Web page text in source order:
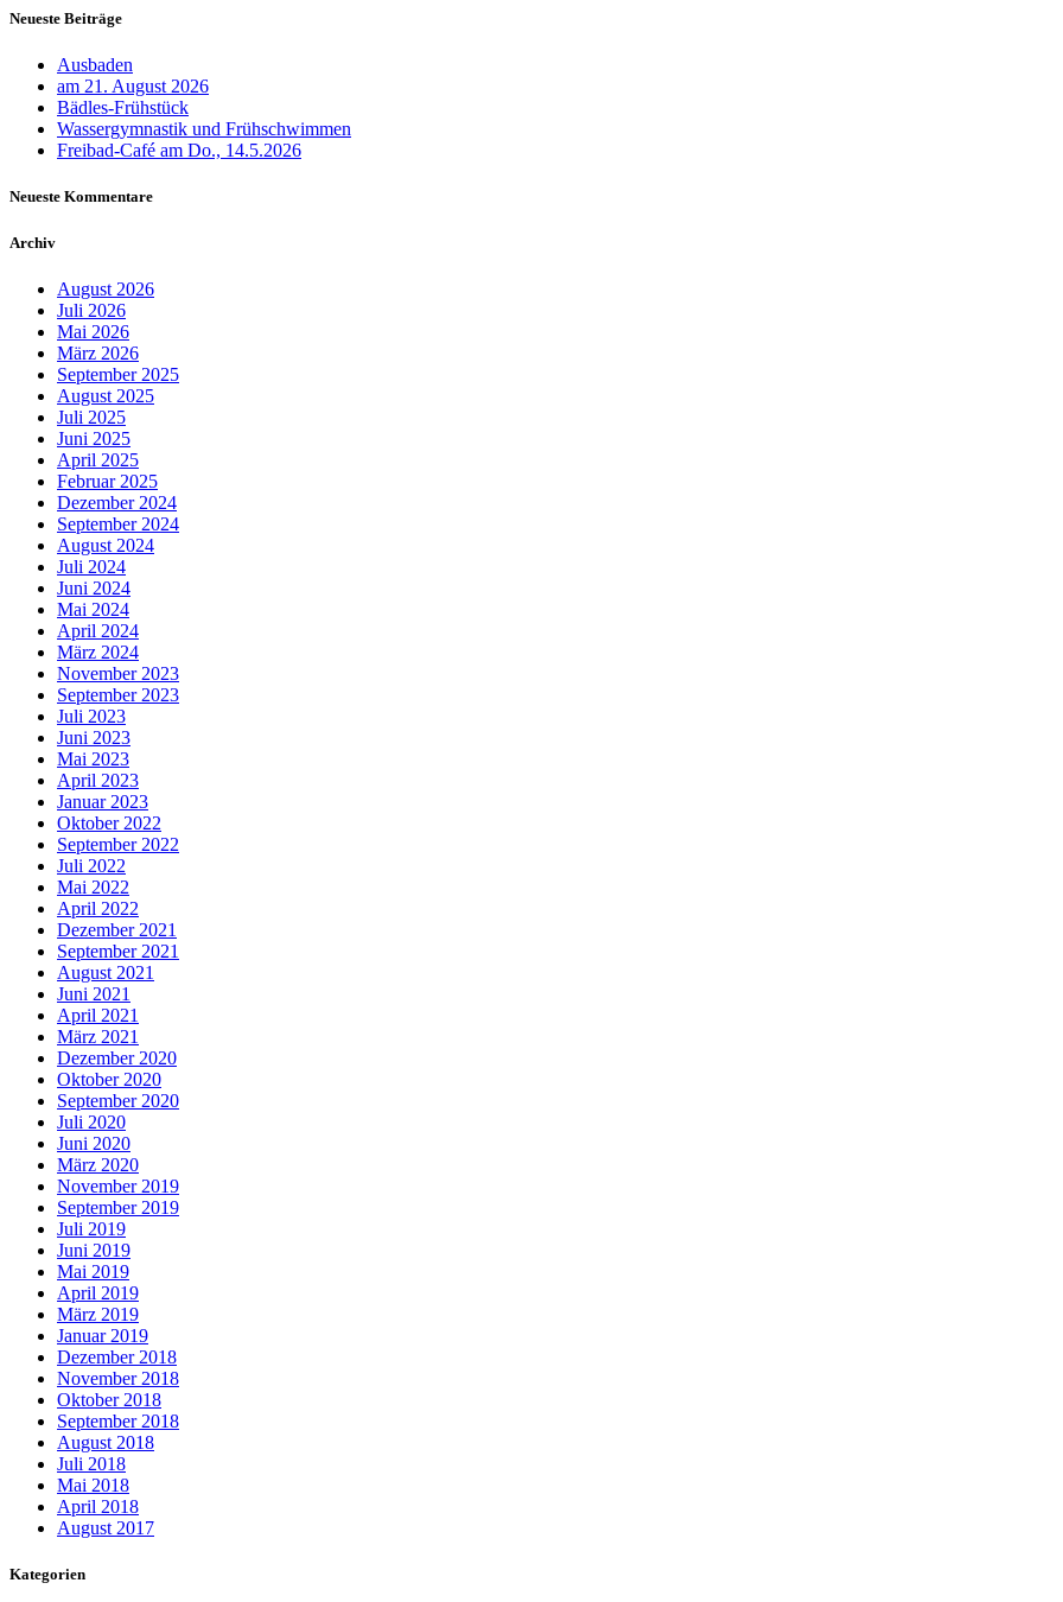
Neueste Beiträge
Ausbaden
am 21. August 2026
Bädles-Frühstück
Wassergymnastik und Frühschwimmen
Freibad-Café am Do., 14.5.2026
Neueste Kommentare
Archiv
August 2026
Juli 2026
Mai 2026
März 2026
September 2025
August 2025
Juli 2025
Juni 2025
April 2025
Februar 2025
Dezember 2024
September 2024
August 2024
Juli 2024
Juni 2024
Mai 2024
April 2024
März 2024
November 2023
September 2023
Juli 2023
Juni 2023
Mai 2023
April 2023
Januar 2023
Oktober 2022
September 2022
Juli 2022
Mai 2022
April 2022
Dezember 2021
September 2021
August 2021
Juni 2021
April 2021
März 2021
Dezember 2020
Oktober 2020
September 2020
Juli 2020
Juni 2020
März 2020
November 2019
September 2019
Juli 2019
Juni 2019
Mai 2019
April 2019
März 2019
Januar 2019
Dezember 2018
November 2018
Oktober 2018
September 2018
August 2018
Juli 2018
Mai 2018
April 2018
August 2017
Kategorien